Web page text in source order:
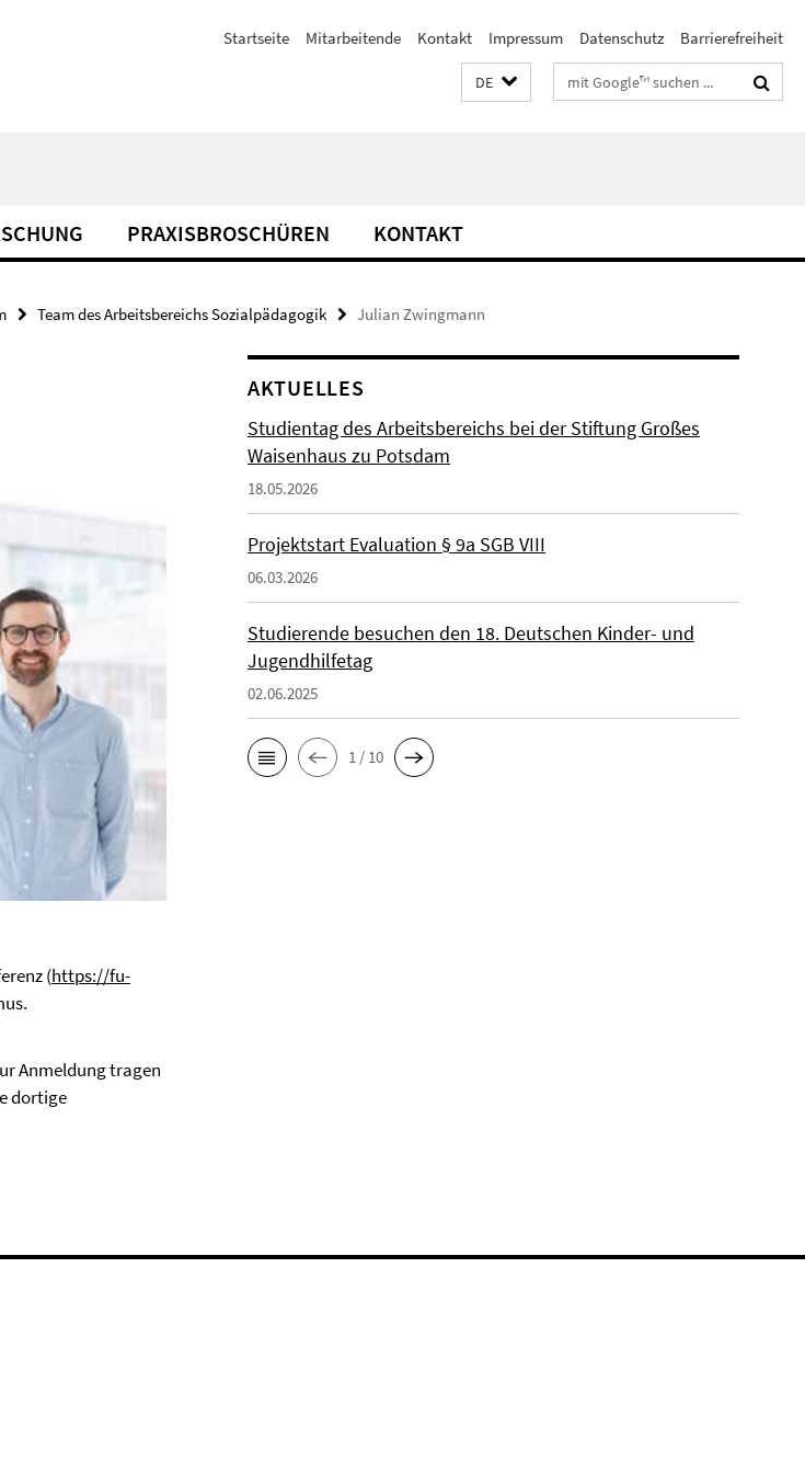
Startseite Mitarbeitende Kontakt Impressum Datenschutz Barrierefreiheit
DE Suchbegriffe
PRAXISBROSCHÜREN KONTAKT
Team des Arbeitsbereichs Sozialpädagogik Julian Zwingmann
(https://fu-
Anmeldung tragen
dortige
AKTUELLES
Studientag des Arbeitsbereichs bei der Stiftung Großes
Waisenhaus zu Potsdam
18.05.2026
Projektstart Evaluation § 9a SGB VIII
06.03.2026
Studierende besuchen den 18. Deutschen Kinder- und
Jugendhilfetag
02.06.2025
1 / 10